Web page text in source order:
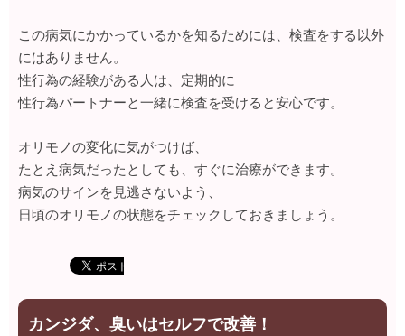
この病気にかかっているかを知るためには、検査をする以外
にはありません。
性行為の経験がある人は、定期的に
性行為パートナーと一緒に検査を受けると安心です。
オリモノの変化に気がつけば、
たとえ病気だったとしても、すぐに治療ができます。
病気のサインを見逃さないよう、
日頃のオリモノの状態をチェックしておきましょう。
カンジダ、臭いはセルフで改善！